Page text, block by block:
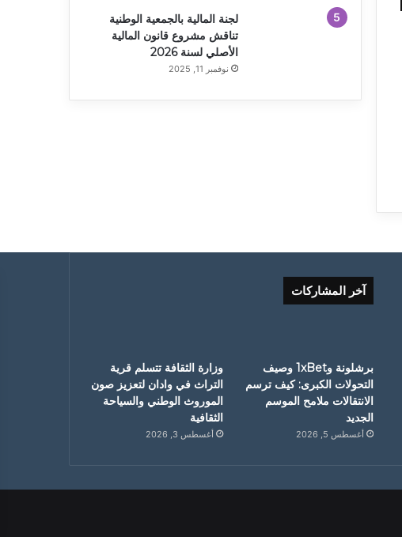
لجنة المالية بالجمعية الوطنية
تناقش مشروع قانون المالية
الأصلي لسنة 2026
نوفمبر 11, 2025
آخر المشاركات
برشلونة و1xBet وصيف
التحولات الكبرى: كيف ترسم
الانتقالات ملامح الموسم
الجديد
أغسطس 5, 2026
وزارة الثقافة تتسلم قرية
التراث في وادان لتعزيز صون
الموروث الوطني والسياحة
الثقافية
أغسطس 3, 2026